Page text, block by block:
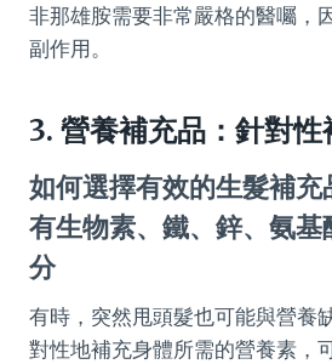
非那雄胺需要非常嚴格的醫囑，
副作用。
3. 營養補充品：針對
如何選擇有效的生髮補
有生物素、鐵、鋅、氨
分
有時，突然甩頭髮也可能與營養
對性地補充身體所需的營養素，